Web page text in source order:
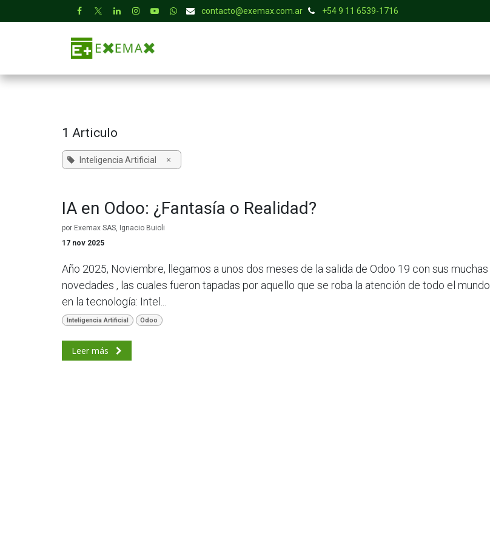
contacto@exemax.com.ar +54 9 11 6539-1716
1 Articulo
Inteligencia Artificial ×
IA en Odoo: ¿Fantasía o Realidad?
por Exemax SAS, Ignacio Buioli
17 nov 2025
Año 2025, Noviembre, llegamos a unos dos meses de la salida de Odoo 19 con sus muchas
novedades , las cuales fueron tapadas por aquello que se roba la atención de todo el mundo
en la tecnología: Intel...
Inteligencia Artificial Odoo
Leer más